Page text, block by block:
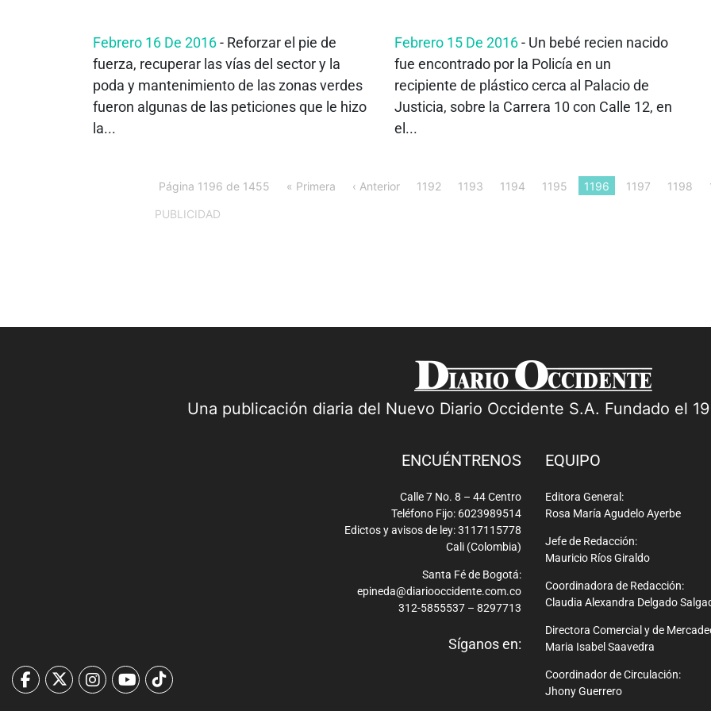
Febrero 16 De 2016- Reforzar el pie de
fuerza, recuperar las vías del sector y la
poda y mantenimiento de las zonas verdes
fueron algunas de las peticiones que le hizo
la...
Febrero 15 De 2016- Un bebé recien nacido
fue encontrado por la Policía en un
recipiente de plástico cerca al Palacio de
Justicia, sobre la Carrera 10 con Calle 12, en
el...
Página 1196 de 1455 « Primera ‹ Anterior 1192 1193 1194 1195 1196 1197 1198
PUBLICIDAD
Una publicación diaria del Nuevo Diario Occidente S.A. Fundado el
ENCUÉNTRENOS
Calle 7 No. 8 – 44 Centro
Teléfono Fijo: 6023989514
Edictos y avisos de ley: 3117115778
Cali (Colombia)
Santa Fé de Bogotá:
epineda@diariooccidente.com.co
312-5855537 – 8297713
Síganos en:
EQUIPO
Editora General:
Rosa María Agudelo Ayerbe
Jefe de Redacción:
Mauricio Ríos Giraldo
Coordinadora de Redacción:
Claudia Alexandra Delgado
Directora Comercial y de
Maria Isabel Saavedra
Coordinador de Circulación:
Jhony Guerrero